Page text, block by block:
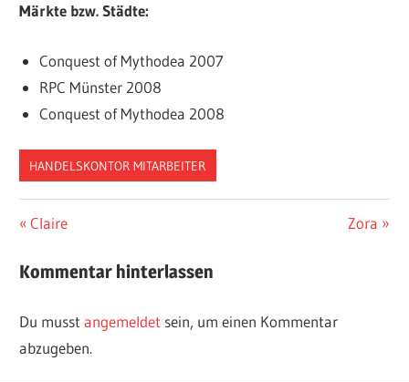
Märkte bzw. Städte:
Conquest of Mythodea 2007
RPC Münster 2008
Conquest of Mythodea 2008
HANDELSKONTOR MITARBEITER
Beitragsnavigation
Vorheriger
Claire
Nächster
Zora
Kommentar hinterlassen
Du musstangemeldet sein, um einen Kommentar
abzugeben.